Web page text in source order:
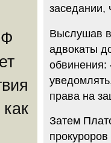
заседании,
Выслушав
адвокаты
обвинения:
права на
Затем